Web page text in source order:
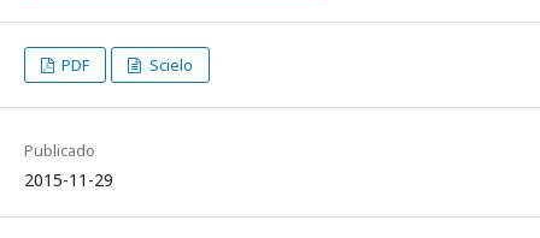
PDF Scielo
Publicado
2015-11-29